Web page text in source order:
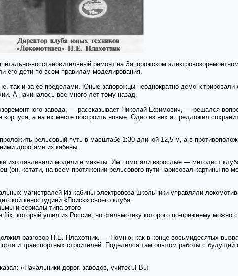
восстановительный ремонт на Запорожском
его дети по всем правилам моделирования.
так и за ее пределами. Юные запорожцы неоднократно
А начиналось все много лет тому назад.
завода, — рассказывает Николай Ефимович, — решался
а на их месте построить новые. Одно из них я предложил
рельсовый путь в масштабе 1:30 длиной 12,5 м, а в
дорогами из кабины.
изготавливали модели и макеты. Им помогали взрослые — методист
кстати, на всем протяжении рельсового пути нарисовал картины по
магистралей Из кабины электровоза школьники управляли
киностудией «Поиск» своего клуба.
и сериалы типа этого
который ушел из России, но фильмотеку которого по-прежнему можно
разговор Н.Е. Плахотник. — Помню, как в конце восьмидесятых
и транспортных строителей. Поделился там опытом работы с будущей
«Начальники дорог, заводов, учитесь! Вы